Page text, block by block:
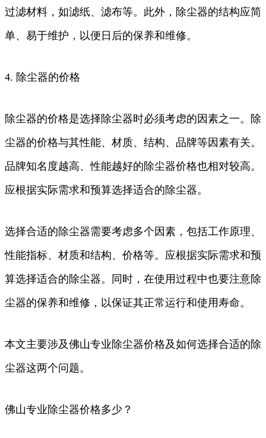
过滤材料，如滤纸、滤布等。此外，除尘器的结构应简
单、易于维护，以便日后的保养和维修。
4. 除尘器的价格
除尘器的价格是选择除尘器时必须考虑的因素之一。除
尘器的价格与其性能、材质、结构、品牌等因素有关。
品牌知名度越高、性能越好的除尘器价格也相对较高。
应根据实际需求和预算选择适合的除尘器。
选择合适的除尘器需要考虑多个因素，包括工作原理、
性能指标、材质和结构、价格等。应根据实际需求和预
算选择适合的除尘器。同时，在使用过程中也要注意除
尘器的保养和维修，以保证其正常运行和使用寿命。
本文主要涉及佛山专业除尘器价格及如何选择合适的除
尘器这两个问题。
佛山专业除尘器价格多少？